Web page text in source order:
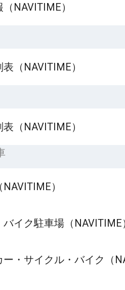
NAVITIME）
（NAVITIME）
（NAVITIME）
）
バイク駐車場（NAVITIME
ー・サイクル・バイク（